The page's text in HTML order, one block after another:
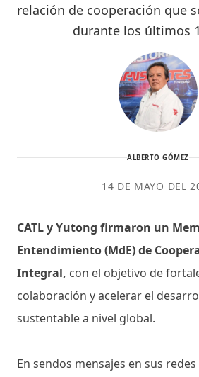
relación de cooperación que
durante los últimos
ALBERTO GÓMEZ
14 DE MAYO DEL
CATL y Yutong firmaron un
Entendimiento (MdE) de
Integral, con el objetivo de
colaboración y acelerar el
sustentable a nivel global.
En sendos mensajes en sus redes